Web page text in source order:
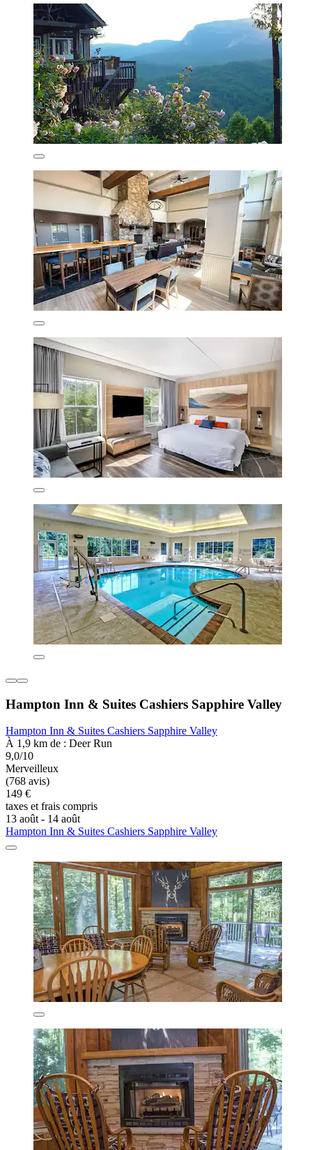
Hampton Inn & Suites Cashiers Sapphire Valley
Hampton Inn & Suites Cashiers Sapphire Valley
À 1,9 km de : Deer Run
9,0/10
Merveilleux
(768 avis)
149 €
taxes et frais compris
13 août - 14 août
Hampton Inn & Suites Cashiers Sapphire Valley